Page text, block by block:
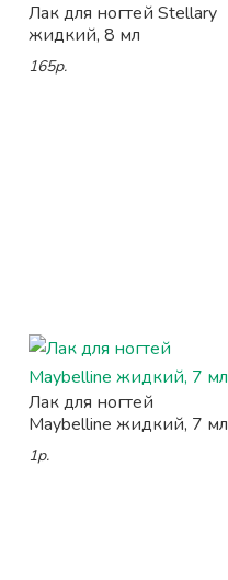
Лак для ногтей Stellary
жидкий, 8 мл
165р.
Лак для ногтей
Maybelline жидкий, 7 мл
1р.